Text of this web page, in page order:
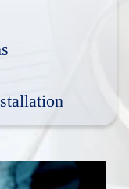
s
stallation